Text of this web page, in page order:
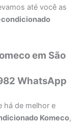
até você as
em São
WhatsApp
há de melhor e
Komeco,